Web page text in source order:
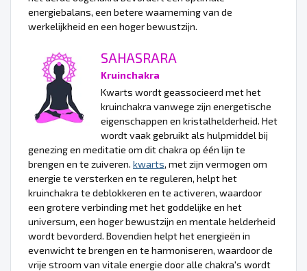
energiebalans, een betere waarneming van de
werkelijkheid en een hoger bewustzijn.
SAHASRARA
Kruinchakra
Kwarts wordt geassocieerd met het
kruinchakra vanwege zijn energetische
eigenschappen en kristalhelderheid. Het
wordt vaak gebruikt als hulpmiddel bij
genezing en meditatie om dit chakra op één lijn te
brengen en te zuiveren. kwarts, met zijn vermogen om
energie te versterken en te reguleren, helpt het
kruinchakra te deblokkeren en te activeren, waardoor
een grotere verbinding met het goddelijke en het
universum, een hoger bewustzijn en mentale helderheid
wordt bevorderd. Bovendien helpt het energieën in
evenwicht te brengen en te harmoniseren, waardoor de
vrije stroom van vitale energie door alle chakra's wordt